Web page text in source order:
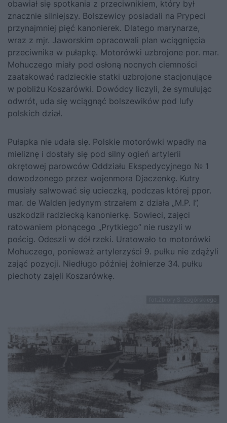
obawiał się spotkania z przeciwnikiem, który był
znacznie silniejszy. Bolszewicy posiadali na Prypeci
przynajmniej pięć kanonierek. Dlatego marynarze,
wraz z mjr. Jaworskim opracowali plan wciągnięcia
przeciwnika w pułapkę. Motorówki uzbrojone por. mar.
Mohuczego miały pod osłoną nocnych ciemności
zaatakować radzieckie statki uzbrojone stacjonujące
w pobliżu Koszarówki. Dowódcy liczyli, że symulując
odwrót, uda się wciągnąć bolszewików pod lufy
polskich dział.
Pułapka nie udała się. Polskie motorówki wpadły na
mieliznę i dostały się pod silny ogień artylerii
okrętowej parowców Oddziału Ekspedycyjnego № 1
dowodzonego przez wojenmora Djaczenkę. Kutry
musiały salwować się ucieczką, podczas której ppor.
mar. de Walden jedynym strzałem z działa „M.P. I”,
uszkodził radziecką kanonierkę. Sowieci, zajęci
ratowaniem płonącego „Prytkiego” nie ruszyli w
pościg. Odeszli w dół rzeki. Uratowało to motorówki
Mohuczego, ponieważ artylerzyści 9. pułku nie zdążyli
zająć pozycji. Niedługo później żołnierze 34. pułku
piechoty zajęli Koszarówkę.
fot.Zbiory S. Zagórskiego